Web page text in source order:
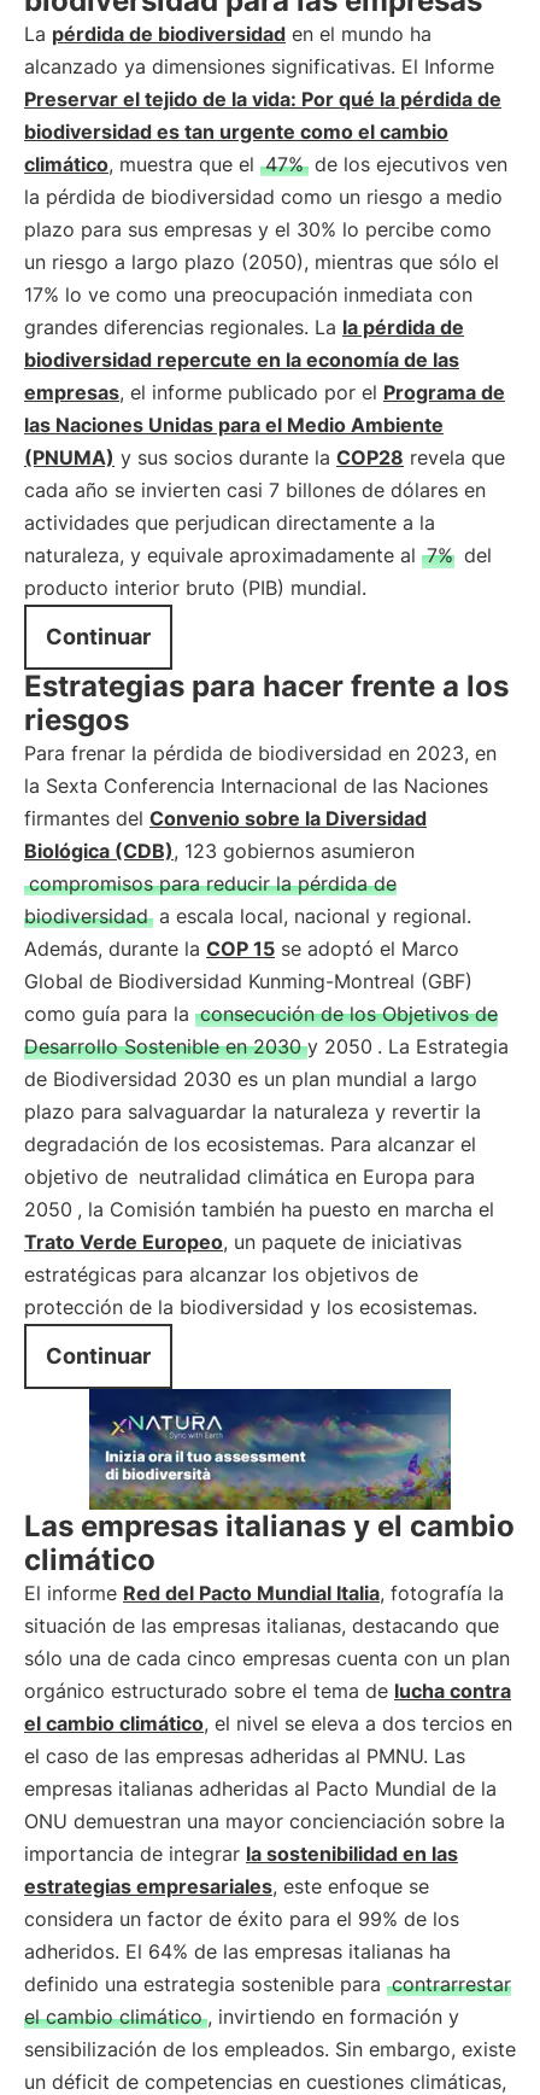
La pérdida de biodiversidad en el mundo ha
alcanzado ya dimensiones significativas. El Informe
Preservar el tejido de la vida: Por qué la pérdida de
biodiversidad es tan urgente como el cambio
climático, muestra que el 47% de los ejecutivos ven
la pérdida de biodiversidad como un riesgo a medio
plazo para sus empresas y el 30% lo percibe como
un riesgo a largo plazo (2050), mientras que sólo el
17% lo ve como una preocupación inmediata con
grandes diferencias regionales. La la pérdida de
biodiversidad repercute en la economía de las
empresas, el informe publicado por el Programa de
las Naciones Unidas para el Medio Ambiente
(PNUMA) y sus socios durante la COP28 revela que
cada año se invierten casi 7 billones de dólares en
actividades que perjudican directamente a la
naturaleza, y equivale aproximadamente al 7% del
producto interior bruto (PIB) mundial.
Continuar
Estrategias para hacer frente a los
riesgos
Para frenar la pérdida de biodiversidad en 2023, en
la Sexta Conferencia Internacional de las Naciones
firmantes del Convenio sobre la Diversidad
Biológica (CDB), 123 gobiernos asumieron
compromisos para reducir la pérdida de
biodiversidad a escala local, nacional y regional.
Además, durante la COP 15 se adoptó el Marco
Global de Biodiversidad Kunming-Montreal (GBF)
como guía para la consecución de los Objetivos de
Desarrollo Sostenible en 2030 y 2050 . La Estrategia
de Biodiversidad 2030 es un plan mundial a largo
plazo para salvaguardar la naturaleza y revertir la
degradación de los ecosistemas. Para alcanzar el
objetivo de neutralidad climática en Europa para
2050 , la Comisión también ha puesto en marcha el
Trato Verde Europeo, un paquete de iniciativas
estratégicas para alcanzar los objetivos de
protección de la biodiversidad y los ecosistemas.
Continuar
Las empresas italianas y el cambio
climático
El informe Red del Pacto Mundial Italia, fotografía la
situación de las empresas italianas, destacando que
sólo una de cada cinco empresas cuenta con un plan
orgánico estructurado sobre el tema de lucha contra
el cambio climático, el nivel se eleva a dos tercios en
el caso de las empresas adheridas al PMNU. Las
empresas italianas adheridas al Pacto Mundial de la
ONU demuestran una mayor concienciación sobre la
importancia de integrar la sostenibilidad en las
estrategias empresariales, este enfoque se
considera un factor de éxito para el 99% de los
adheridos. El 64% de las empresas italianas ha
definido una estrategia sostenible para contrarrestar
el cambio climático , invirtiendo en formación y
sensibilización de los empleados. Sin embargo, existe
un déficit de competencias en cuestiones climáticas,